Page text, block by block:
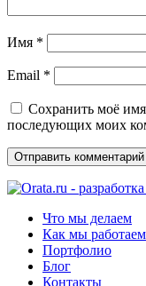
Имя *
Email *
Сохранить моё
последующих моих
Что мы делаем
Как мы работаем
Портфолио
Блог
Контакты